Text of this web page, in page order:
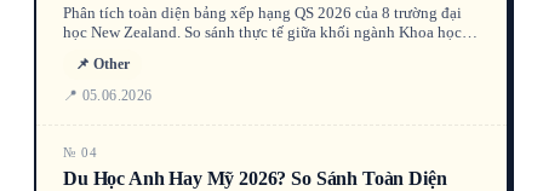
Phân tích toàn diện bảng xếp hạng QS 2026 của 8 trường đại
học New Zealand. So sánh thực tế giữa khối ngành Khoa học
trích dẫn bài báo, thu nhập sau tốt nghiệp và cơ hội định cư.
Kèm bảng so sánh chuyên ngành của ĐH Auckland, Otago,
📌 Other
📍 05.06.2026
№ 04
Du Học Anh Hay Mỹ 2026? So Sánh Toàn Diện